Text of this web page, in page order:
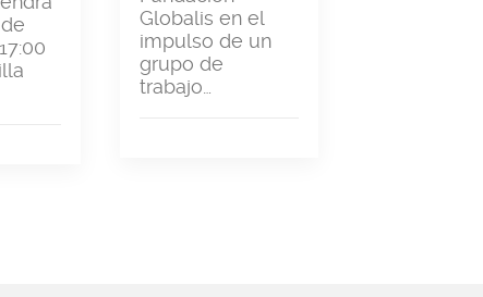
Globalis en el
impulso de un
grupo de
trabajo…